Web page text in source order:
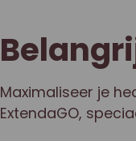
Maximaliseer je
ExtendaGO,